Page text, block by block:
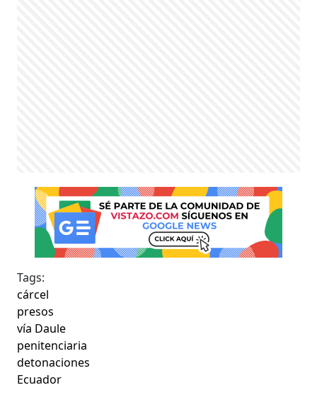
Tags:
cárcel
presos
vía Daule
penitenciaria
detonaciones
Ecuador